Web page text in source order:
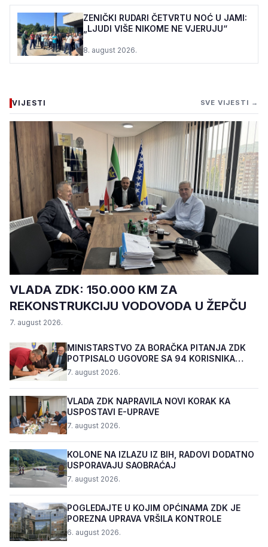
GODINE U VOĆNJAKU
MIRSADA DURMIĆA
7. august 2026.•122 pregleda
ZENIČKI RUDARI ČETVRTU NOĆ U JAMI:
„LJUDI VIŠE NIKOME NE VJERUJU“
8. august 2026.
VIJESTI SVE VIJESTI →
VLADA ZDK: 150.000 KM ZA
REKONSTRUKCIJU VODOVODA U ŽEPČU
7. august 2026.
MINISTARSTVO ZA BORAČKA PITANJA ZDK
POTPISALO UGOVORE SA 94 KORISNIKA
PROGRAMA "BIZNIS PL...
7. august 2026.
VLADA ZDK NAPRAVILA NOVI KORAK KA
USPOSTAVI E-UPRAVE
7. august 2026.
KOLONE NA IZLAZU IZ BIH, RADOVI DODATNO
USPORAVAJU SAOBRAĆAJ
7. august 2026.
POGLEDAJTE U KOJIM OPĆINAMA ZDK JE
POREZNA UPRAVA VRŠILA KONTROLE
6. august 2026.